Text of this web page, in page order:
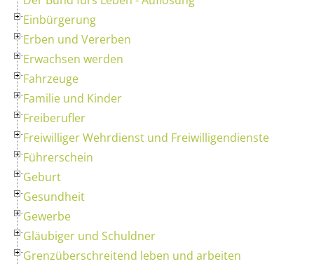
Einbürgerung
Erben und Vererben
Erwachsen werden
Fahrzeuge
Familie und Kinder
Freiberufler
Freiwilliger Wehrdienst und Freiwilligendienste
Führerschein
Geburt
Gesundheit
Gewerbe
Gläubiger und Schuldner
Grenzüberschreitend leben und arbeiten